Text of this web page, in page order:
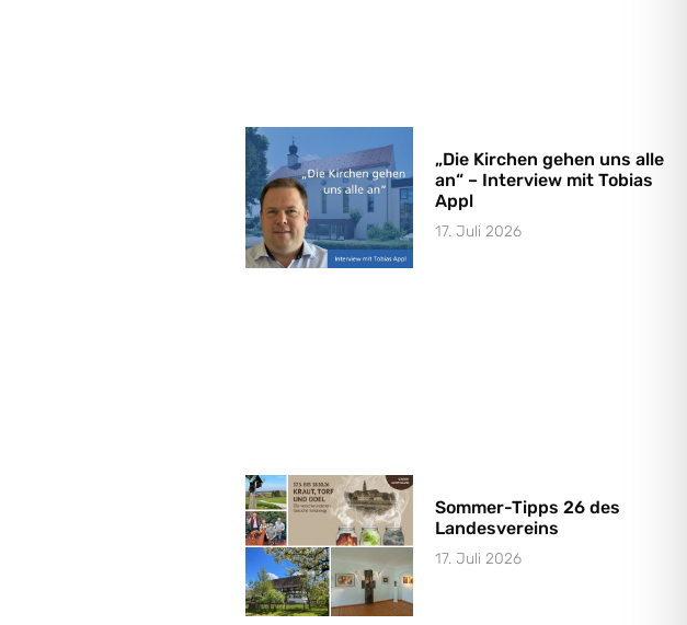
„Die Kirchen gehen uns alle
an“ – Interview mit Tobias
Appl
17. Juli 2026
Sommer-Tipps 26 des
Landesvereins
17. Juli 2026